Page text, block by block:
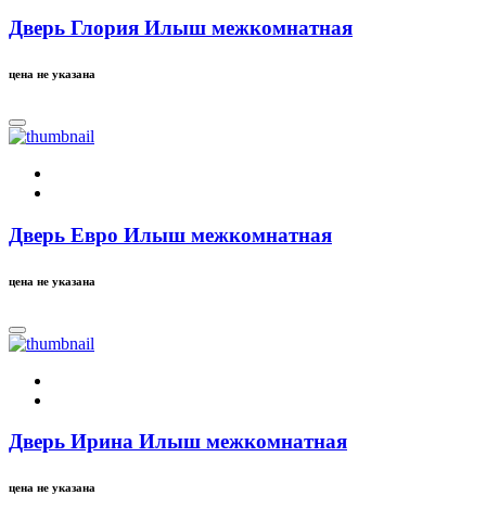
Дверь Глория Илыш межкомнатная
цена не указана
Дверь Евро Илыш межкомнатная
цена не указана
Дверь Ирина Илыш межкомнатная
цена не указана